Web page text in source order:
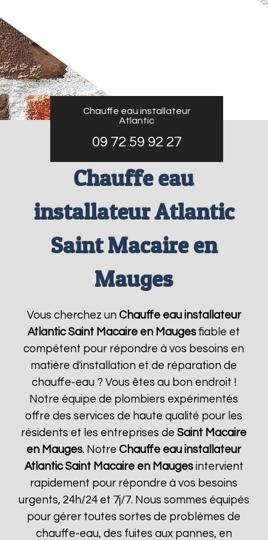
Chauffe eau installateur
Atlantic
09 72 59 92 27
Chauffe eau
installateur Atlantic
Saint Macaire en
Mauges
Vous cherchez un Chauffe eau installateur
Atlantic Saint Macaire en Mauges fiable et
compétent pour répondre à vos besoins en
matière d'installation et de réparation de
chauffe-eau ? Vous êtes au bon endroit !
Notre équipe de plombiers expérimentés
offre des services de haute qualité pour les
résidents et les entreprises deSaint Macaire
en Mauges. NotreChauffe eau installateur
Atlantic Saint Macaire en Maugesintervient
rapidement pour répondre à vos besoins
urgents, 24h/24 et 7j/7. Nous sommes équipés
pour gérer toutes sortes de problèmes de
chauffe-eau, des fuites aux pannes, en